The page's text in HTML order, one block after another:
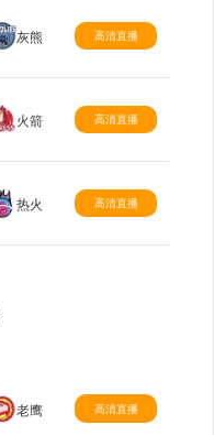
灰熊 高清直播
火箭 高清直播
热火 高清直播
老鹰 高清直播